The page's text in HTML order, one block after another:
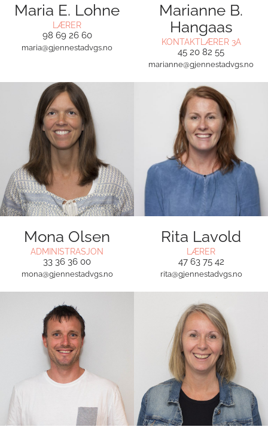
Maria E. Lohne
LÆRER
98 69 26 60
maria@gjennestadvgs.no
Marianne B.
Hangaas
KONTAKTLÆRER 3A
45 20 82 55
marianne@gjennestadvgs.no
Mona Olsen
ADMINISTRASJON
33 36 36 00
mona@gjennestadvgs.no
Rita Lavold
LÆRER
47 63 75 42
rita@gjennestadvgs.no